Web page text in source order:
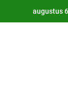
augustus